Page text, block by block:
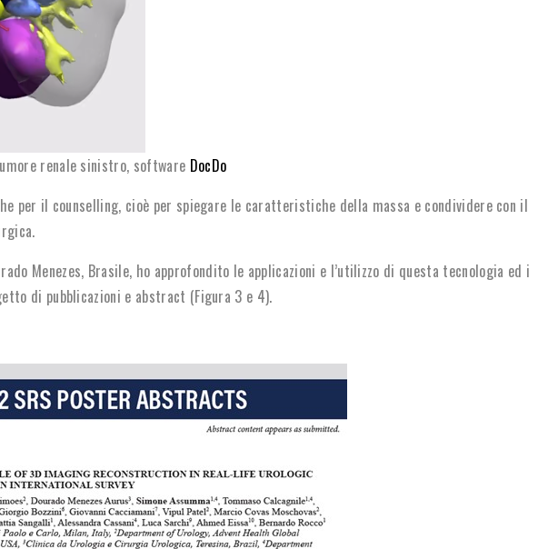
renale sinistro, software DocDo
per il counselling, cioè per spiegare le caratteristiche della massa e condividere con il
Menezes, Brasile, ho approfondito le applicazioni e l’utilizzo di questa tecnologia ed i
di pubblicazioni e abstract (Figura 3 e 4).